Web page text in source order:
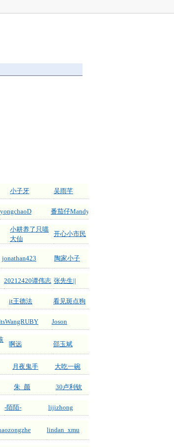
小子牙 吴雨芊
yongchaoD 番茄仔Mandy
小耕养了只喵
大仙
开心小市民
jonathan423 陶家小子
20212420谭伟志 张先生||
it王德法 看见斑点狗
Joson
啊远 邵玉斌
月夜鬼手 大吃一碗
朱_颜 30卢利钦
-陌陌- lijizhong
lindan_xmu